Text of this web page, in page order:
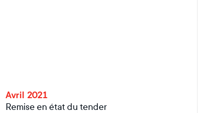
Avril 2021
Remise en état du tender